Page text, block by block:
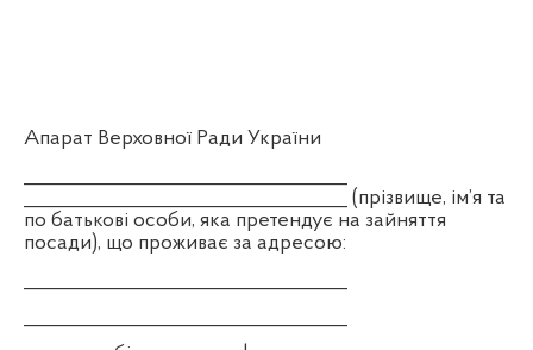
Апарат Верховної Ради України
__________________________________ (прізвище, ім’я та
по батькові особи, яка претендує на зайняття
посади), що проживає за адресою: